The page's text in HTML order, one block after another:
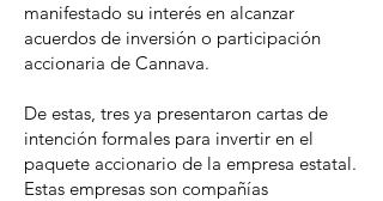
manifestado su interés en alcanzar
acuerdos de inversión o participación
accionaria de Cannava.
De estas, tres ya presentaron cartas de
intención formales para invertir en el
paquete accionario de la empresa estatal.
Estas empresas son compañías